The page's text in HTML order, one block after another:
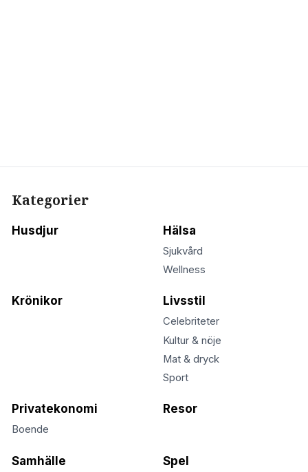
Kategorier
Husdjur Hälsa
Sjukvård
Wellness
Krönikor Livsstil
Celebriteter
Kultur & nöje
Mat & dryck
Sport
Privatekonomi
Boende
Resor
Samhälle Spel